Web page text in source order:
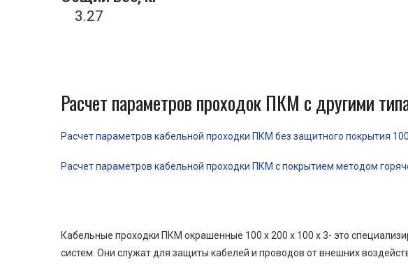
3.27
Расчет параметров проходок ПКМ с другими
Расчет параметров кабельной проходки ПКМ без защитного покрытия
Расчет параметров кабельной проходки ПКМ с покрытием методом
Кабельные проходки ПКМ окрашенные 100 x 200 x 100 x 3- это
систем. Они служат для защиты кабелей и проводов от внешних